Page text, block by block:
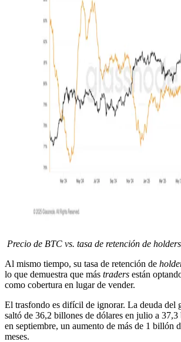
Precio de BTC vs. tasa de retención de
Al mismo tiempo, su tasa de retención de
lo que demuestra que más traders están
como cobertura en lugar de vender.
El trasfondo es difícil de ignorar. La deuda del
saltó de 36,2 billones de dólares en julio a 37,3
en septiembre, un aumento de más de 1 billón
meses.